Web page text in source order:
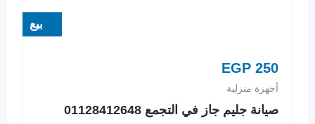
بيع
EGP 250
أجهزة منزلية
صيانة جليم جاز في التجمع 01128412648